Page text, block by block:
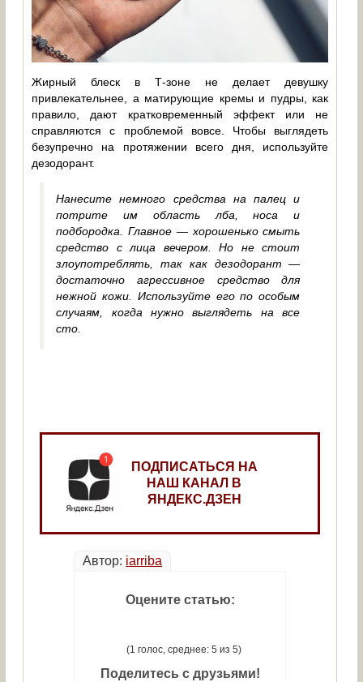
Жирный блеск в Т-зоне не делает девушку
привлекательнее, а матирующие кремы и пудры, как
правило, дают кратковременный эффект или не
справляются с проблемой вовсе. Чтобы выглядеть
безупречно на протяжении всего дня, используйте
дезодорант.
Нанесите немного средства на палец и
потрите им область лба, носа и
подбородка. Главное — хорошенько смыть
средство с лица вечером. Но не стоит
злоупотреблять, так как дезодорант —
достаточно агрессивное средство для
нежной кожи. Используйте его по особым
случаям, когда нужно выглядеть на все
сто.
ПОДПИСАТЬСЯ НА
НАШ КАНАЛ В
ЯНДЕКС.ДЗЕН
Автор: iarriba
Оцените статью:
(1 голос, среднее: 5 из 5)
Поделитесь с друзьями!